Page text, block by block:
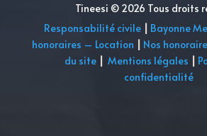
Tineesi © 2026 Tous droits
Responsabilité civile | Bayonne
honoraires – Location | Nos
du site | Mentions légales |
confidentialité